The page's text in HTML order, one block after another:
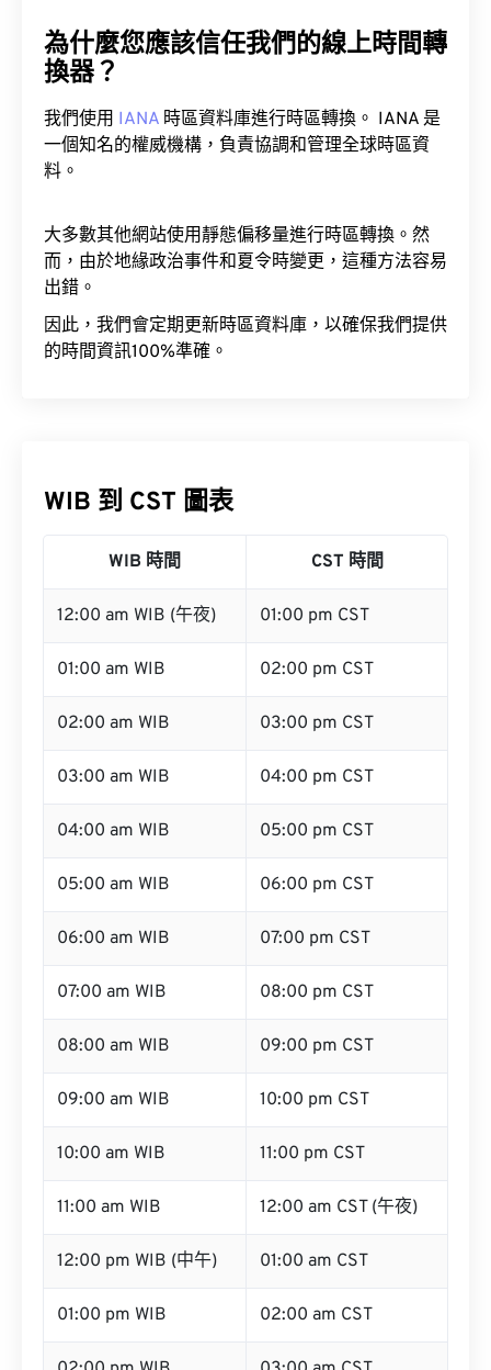
為什麼您應該信任我們的線上時間轉
換器？
我們使用 IANA 時區資料庫進行時區轉換。 IANA 是
一個知名的權威機構，負責協調和管理全球時區資
料。
大多數其他網站使用靜態偏移量進行時區轉換。然
而，由於地緣政治事件和夏令時變更，這種方法容易
出錯。
因此，我們會定期更新時區資料庫，以確保我們提供
的時間資訊100%準確。
WIB 到 CST 圖表
WIB 時間 CST 時間
12:00 am WIB (午夜) 01:00 pm CST
01:00 am WIB 02:00 pm CST
02:00 am WIB 03:00 pm CST
03:00 am WIB 04:00 pm CST
04:00 am WIB 05:00 pm CST
05:00 am WIB 06:00 pm CST
06:00 am WIB 07:00 pm CST
07:00 am WIB 08:00 pm CST
08:00 am WIB 09:00 pm CST
09:00 am WIB 10:00 pm CST
10:00 am WIB 11:00 pm CST
11:00 am WIB 12:00 am CST (午夜)
12:00 pm WIB (中午) 01:00 am CST
01:00 pm WIB 02:00 am CST